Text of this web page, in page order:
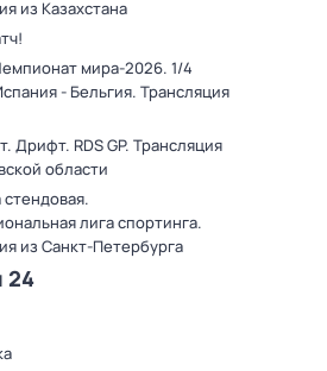
из Казахстана
мира-2026. 1/4
- Бельгия. Трансляция
Дрифт. RDS GP. Трансляция
области
лига спортинга.
из Санкт-Петербурга
24